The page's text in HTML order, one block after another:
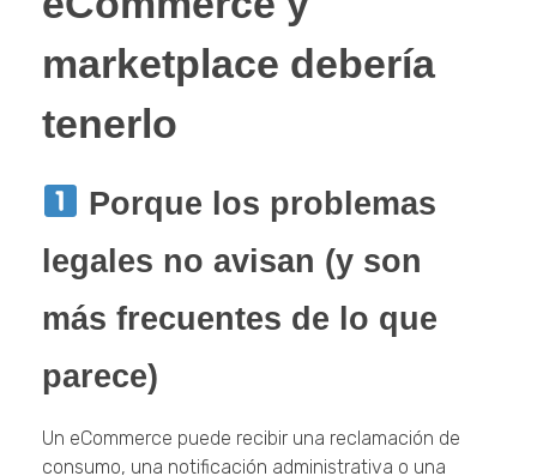
marketplace debería
tenerlo
Porque los problemas
legales no avisan (y son
más frecuentes de lo que
parece)
Un eCommerce puede recibir una reclamación de
consumo, una notificación administrativa o una